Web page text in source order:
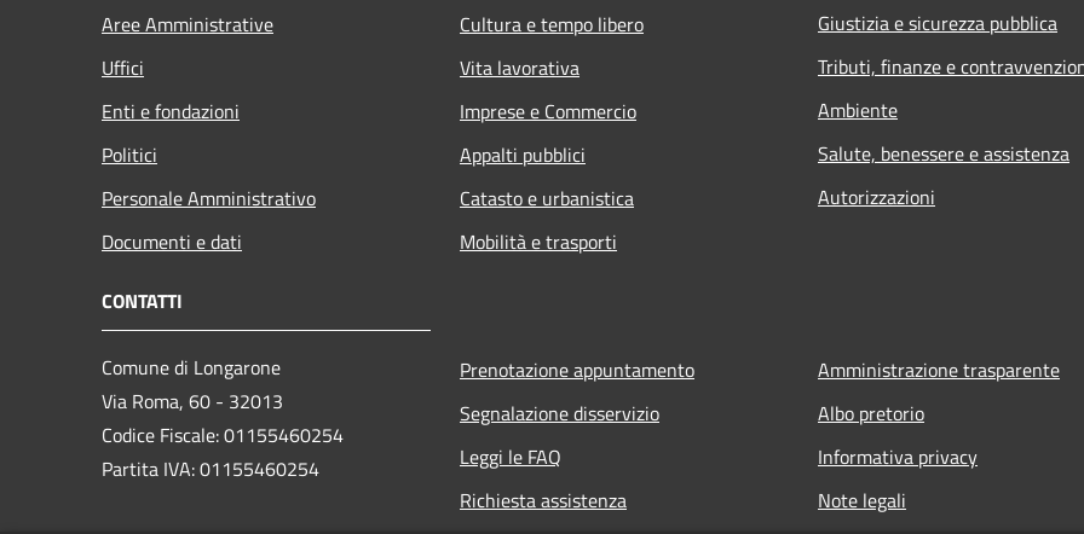
Aree Amministrative
Uffici
Enti e fondazioni
Politici
Personale Amministrativo
Documenti e dati
Cultura e tempo libero
Vita lavorativa
Imprese e Commercio
Appalti pubblici
Catasto e urbanistica
Mobilità e trasporti
Giustizia e sicurezza pubblica
Tributi, finanze e
Ambiente
Salute, benessere e assistenza
Autorizzazioni
CONTATTI
Comune di Longarone
Via Roma, 60 - 32013
Codice Fiscale: 01155460254
Partita IVA: 01155460254
Prenotazione appuntamento
Segnalazione disservizio
Leggi le FAQ
Richiesta assistenza
Amministrazione trasparente
Albo pretorio
Informativa privacy
Note legali